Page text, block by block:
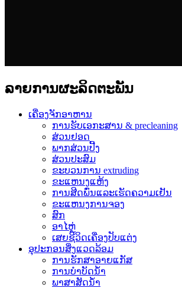
ລາຍການຜະລິດຕະພັນ
ເຄື່ອງຈັກອາຫານ
ການຮັບເອກະສານ & precleaning
ສ່ວນຢອດ
ພາກສ່ວນປີ້ງ
ສ່ວນປະສົມ
ຂະບວນການ extruding
ຂະແຫນງແຫ້ງ
ການສີດພົ່ນແລະເຮັດຄວາມເຢັນ
ຂະແຫນງການຈອງ
ສົກ
ອາໄຫຼ່
ເສຍຊີວິດເຄື່ອງປັບແຕ່ງ
ອຸປະກອນສິ່ງແວດລ້ອມ
ການຮັກສາອາຍແກັສ
ການບໍາບັດນ້ໍາ
ພາສາສັດນ້ໍາ